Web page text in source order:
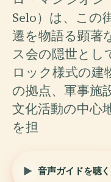
Selo）は、この
遷を物語る顕著
ス会の隠世とし
ロック様式の建
の拠点、軍事施
文化活動の中心
を担
音声ガイドを聴く